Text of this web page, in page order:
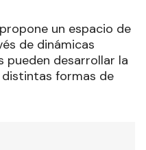
un espacio de
de dinámicas
desarrollar la
formas de